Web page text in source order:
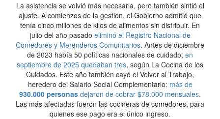
La asistencia se volvió más necesaria, pero también sintió el
ajuste. A comienzos de la gestión, el Gobierno admitió que
tenía cinco millones de kilos de alimentos sin distribuir. En
julio del año pasado eliminó el Registro Nacional de
Comedores y Merenderos Comunitarios. Antes de diciembre
de 2023 había 50 políticas nacionales de cuidado; en
septiembre de 2025 quedaban tres, según La Cocina de los
Cuidados. Este año también cayó el Volver al Trabajo,
heredero del Salario Social Complementario: más de
930.000 personas dejaron de cobrar $78.000 mensuales.
Las más afectadas fueron las cocineras de comedores, para
quienes ese pago era el único ingreso.